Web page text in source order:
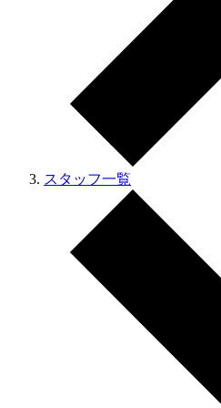
スタッフ一覧